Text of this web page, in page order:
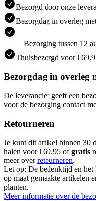
Bezorgd door onze
Bezorgdag in overleg
Bezorging tussen 12
Thuisbezorgd voor
Bezorgdag in overleg
De leverancier geeft een
voor de bezorging contact
Retourneren
Je kunt dit artikel binnen 30
halen voor €69.95 ofgratis
meer overretourneren.
Let op: De bedenktijd en het
op maat gemaakte artikelen
planten.
Meer informatie over de